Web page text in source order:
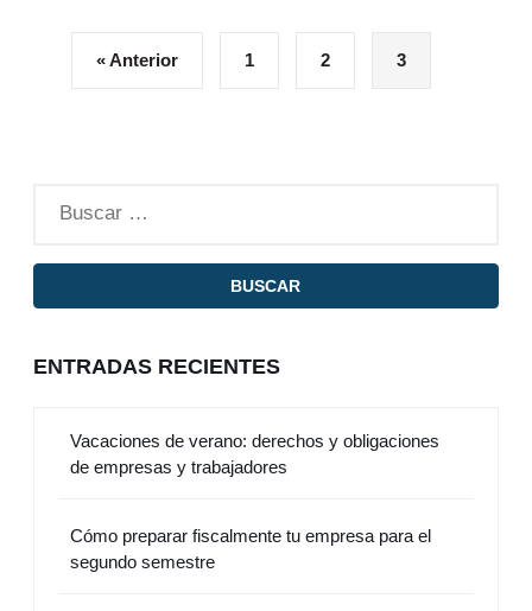
« Anterior 1 2 3
ENTRADAS RECIENTES
Vacaciones de verano: derechos y obligaciones
de empresas y trabajadores
Cómo preparar fiscalmente tu empresa para el
segundo semestre